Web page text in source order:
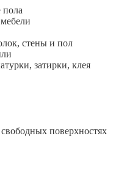
пола
стены и пол
затирки, клея
поверхностях